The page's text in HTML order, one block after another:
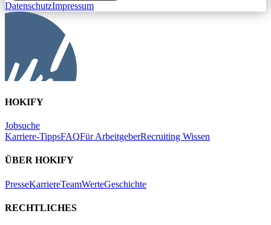
DatenschutzImpressum
HOKIFY
Jobsuche
Karriere-TippsFAQFür ArbeitgeberRecruiting Wissen
ÜBER HOKIFY
PresseKarriereTeamWerteGeschichte
RECHTLICHES